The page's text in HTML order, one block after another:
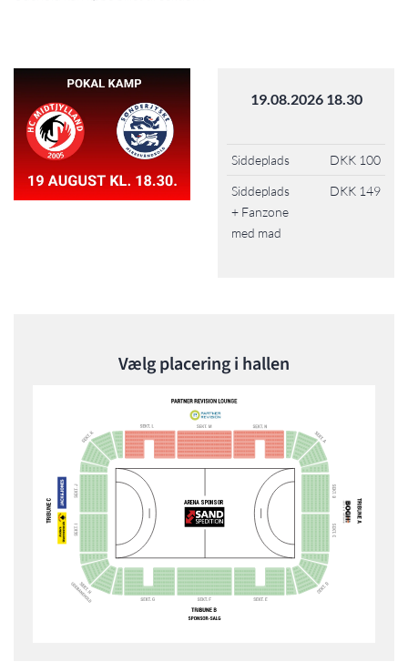
19.08.2026 18.30
Siddeplads
DKK 100
Siddeplads
+ Fanzone
med mad
DKK 149
Vælg placering i hallen
ARENA SPONSOR